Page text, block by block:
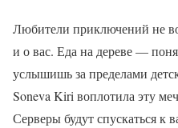
Любители приключений не
и о вас. Еда на дереве —
услышишь за пределами
Soneva Kiri воплотила эту
Серверы будут спускаться к